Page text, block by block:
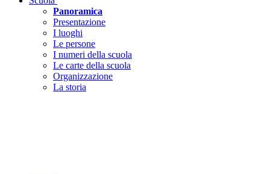
Panoramica
Presentazione
I luoghi
Le persone
I numeri della scuola
Le carte della scuola
Organizzazione
La storia